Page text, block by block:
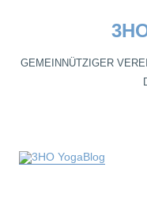
GEMEINNÜTZIGER